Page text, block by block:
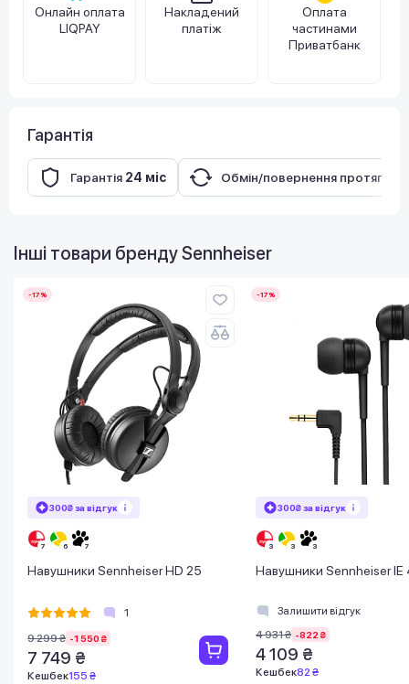
Онлайн оплата
LIQPAY
Накладений
платіж
Оплата
частинами
Приватбанк
Гарантія
Гарантія 24 міс Обмін/повернення протягом
Інші товари брендуSennheiser
-17%
300₴ за відгук
Навушники Sennheiser HD 25
1
9 299 ₴ -1 550 ₴
7 749 ₴
Кешбек155 ₴
-17%
300₴ за відгук
Навушники Sennheiser IE
Залишити відгук
4 931 ₴ -822 ₴
4 109 ₴
Кешбек82 ₴